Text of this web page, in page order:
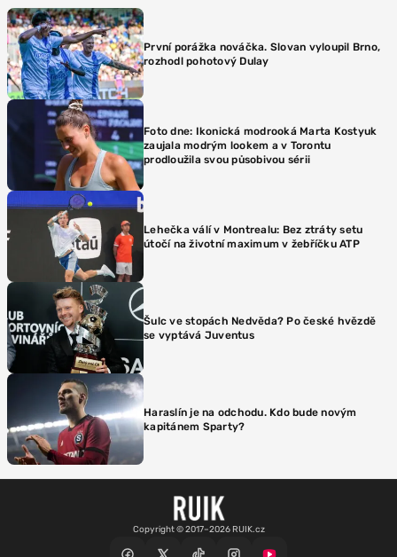
První porážka nováčka. Slovan vyloupil Brno,
rozhodl pohotový Dulay
Foto dne: Ikonická modrooká Marta Kostyuk
zaujala modrým lookem a v Torontu
prodloužila svou působivou sérii
Lehečka válí v Montrealu: Bez ztráty setu
útočí na životní maximum v žebříčku ATP
Šulc ve stopách Nedvěda? Po české hvězdě
se vyptává Juventus
Haraslín je na odchodu. Kdo bude novým
kapitánem Sparty?
Copyright © 2017–2026 RUIK.cz